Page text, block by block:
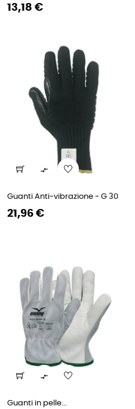
Prezzo
Prezzo
13,18 €

Guanti Anti-vibrazione - G 30
Prezzo
Prezzo
21,96 €

Guanti in pelle...